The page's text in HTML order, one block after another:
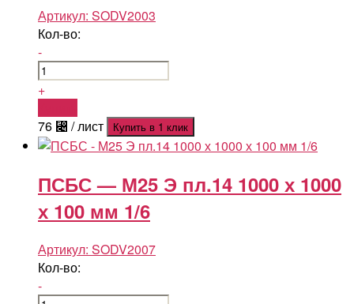
Артикул: SODV2003
Кол-во:
-
+
76 ⃄ / лист Купить в 1 клик
ПСБС — М25 Э пл.14 1000 х 1000
х 100 мм 1/6
Артикул: SODV2007
Кол-во:
-